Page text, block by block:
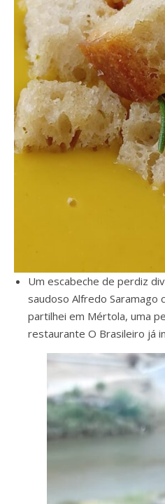
Um escabeche de perdiz
saudoso Alfredo Saramago
partilhei em Mértola, uma
restaurante O Brasileiro já